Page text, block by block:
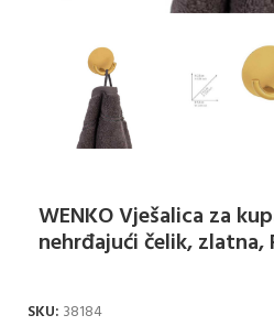
WENKO Vješalica za
nehrđajući čelik, zlatna,
SKU: 38184